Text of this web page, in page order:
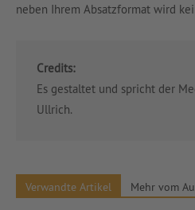
neben Ihrem Absatzformat wird
Credits:
Es gestaltet und spricht der
Ullrich.
Verwandte Artikel Mehr vom